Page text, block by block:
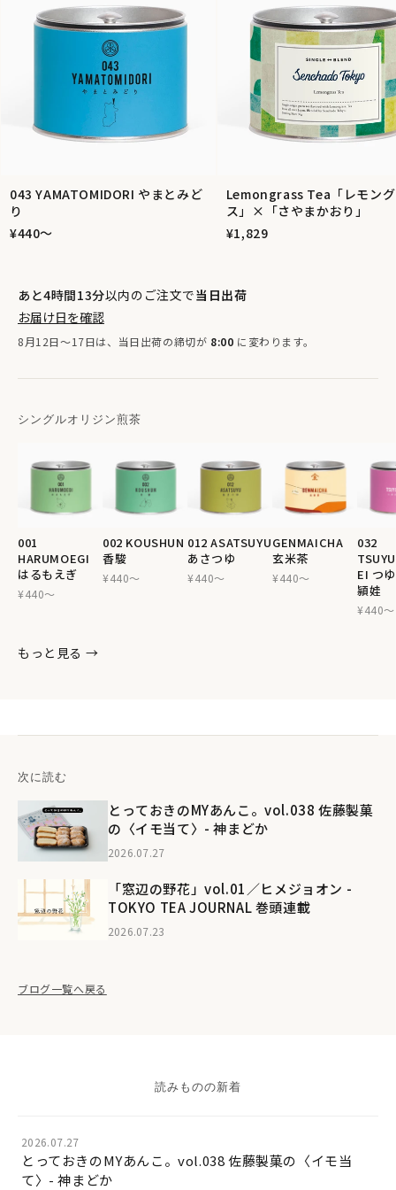
043 YAMATOMIDORI やまとみど
り
¥440〜
Lemongrass Tea「レモン
ス」×「さやまかおり」
¥1,829
あと4時間13分以内のご注文で当日出荷
お届け日を確認
8月12日〜17日は、当日出荷の締切が 8:00 に変わります。
シングルオリジン煎茶
001
HARUMOEGI
はるもえぎ
¥440〜
002 KOUSHUN
香駿
¥440〜
012 ASATSUYU
あさつゆ
¥440〜
GENMAICHA
玄米茶
¥440〜
032
EI つ
頴娃
¥440〜
もっと見る →
次に読む
とっておきのMYあんこ。vol.038 佐藤製菓
の〈イモ当て〉- 神まどか
2026.07.27
「窓辺の野花」vol.01／ヒメジョオン -
TOKYO TEA JOURNAL 巻頭連載
2026.07.23
ブログ一覧へ戻る
読みものの新着
2026.07.27
とっておきのMYあんこ。vol.038 佐藤製菓の〈イモ当
て〉- 神まどか